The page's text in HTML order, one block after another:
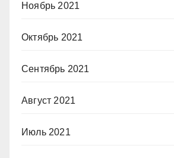
Ноябрь 2021
Октябрь 2021
Сентябрь 2021
Август 2021
Июль 2021